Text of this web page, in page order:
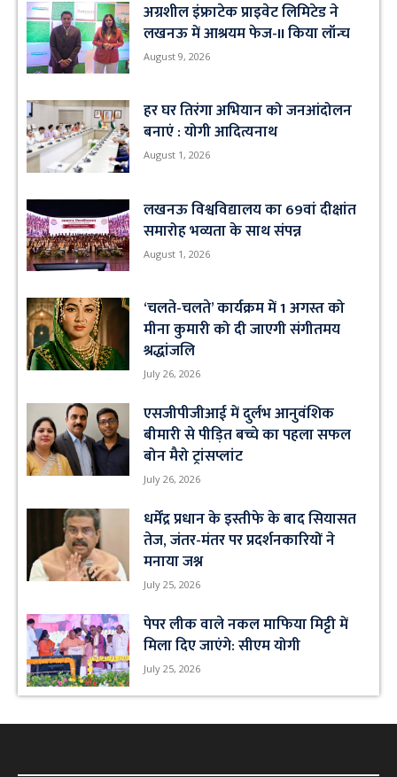
अग्रशील इंफ्राटेक प्राइवेट लिमिटेड ने
लखनऊ में आश्रयम फेज-II किया लॉन्च
August 9, 2026
हर घर तिरंगा अभियान को जनआंदोलन
बनाएं : योगी आदित्यनाथ
August 1, 2026
लखनऊ विश्वविद्यालय का 69वां दीक्षांत
समारोह भव्यता के साथ संपन्न
August 1, 2026
‘चलते-चलते’ कार्यक्रम में 1 अगस्त को
मीना कुमारी को दी जाएगी संगीतमय
श्रद्धांजलि
July 26, 2026
एसजीपीजीआई में दुर्लभ आनुवंशिक
बीमारी से पीड़ित बच्चे का पहला सफल
बोन मैरो ट्रांसप्लांट
July 26, 2026
धर्मेंद्र प्रधान के इस्तीफे के बाद सियासत
तेज, जंतर-मंतर पर प्रदर्शनकारियों ने
मनाया जश्न
July 25, 2026
पेपर लीक वाले नकल माफिया मिट्टी में
मिला दिए जाएंगे: सीएम योगी
July 25, 2026